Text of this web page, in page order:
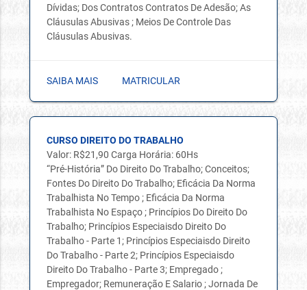
Dívidas; Dos Contratos Contratos De Adesão; As
Cláusulas Abusivas ; Meios De Controle Das
Cláusulas Abusivas.
SAIBA MAIS MATRICULAR
CURSO DIREITO DO TRABALHO
Valor: R$21,90 Carga Horária: 60Hs
“Pré-História” Do Direito Do Trabalho; Conceitos;
Fontes Do Direito Do Trabalho; Eficácia Da Norma
Trabalhista No Tempo ; Eficácia Da Norma
Trabalhista No Espaço ; Princípios Do Direito Do
Trabalho; Princípios Especiaisdo Direito Do
Trabalho - Parte 1; Princípios Especiaisdo Direito
Do Trabalho - Parte 2; Princípios Especiaisdo
Direito Do Trabalho - Parte 3; Empregado ;
Empregador; Remuneração E Salario ; Jornada De